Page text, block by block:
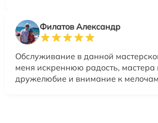
Филатов Александр
Обслуживание в данной
меня искреннюю радость, мастера
дружелюбие и внимание к